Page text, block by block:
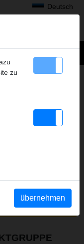
Deutsch
BE- UND
zu
übernehmen